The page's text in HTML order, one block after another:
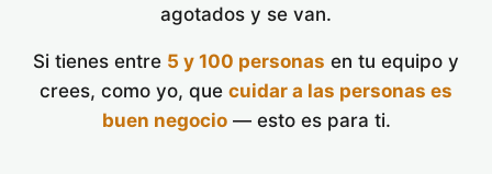
agotados y se van.
Si tienes entre 5 y 100 personas en tu equipo y
crees, como yo, que cuidar a las personas es
buen negocio— esto es para ti.